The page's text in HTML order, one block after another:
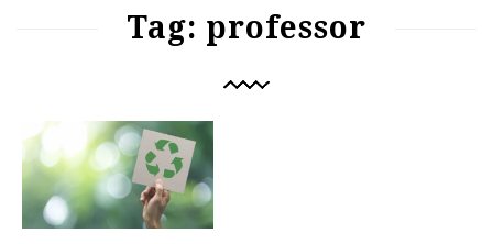
Tag: professor